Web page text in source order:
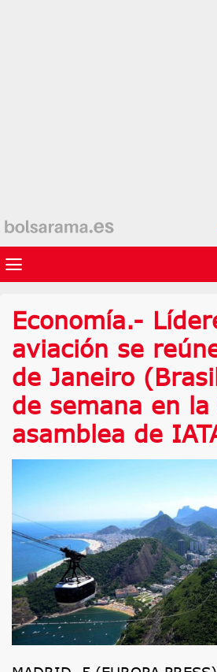
Economía.-
aviación se
de Janeiro
de semana en la
asamblea de